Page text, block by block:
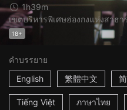
1h39m
เขตบริหารพิเศษฮ่องกงแห่งสา
18+
คำบรรยาย
English
繁體中文
Tiếng Việt ภาษาไทย